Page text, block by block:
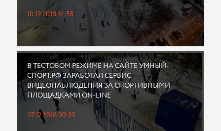
10.12.2018 14:58
В ТЕСТОВОМ РЕЖИМЕ НА САЙТЕ УМНЫЙ-
СПОРТ.РФ ЗАРАБОТАЛ СЕРВИС
ВИДЕОНАБЛЮДЕНИЯ ЗА СПОРТИВНЫМИ
ПЛОЩАДКАМИ ON-LINE
07.12.2018 09:33